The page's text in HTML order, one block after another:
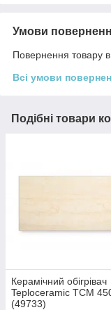
Умови
Повернення товару
Всі умови
Подібні товари
Керамічний обігрівач
Teploceramic ТСМ
(49733)